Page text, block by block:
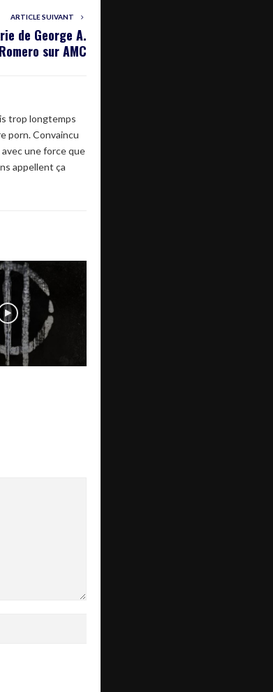
ARTICLE SUIVANT
de George A.
Romero sur AMC
trop longtemps
porn. Convaincu
une force que
appellent ça